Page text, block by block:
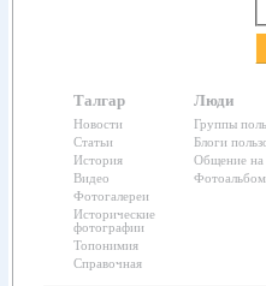
Талгар
Новости
Статьи
История
Видео
Фотогалереи
Исторические
фотографии
Топонимия
Справочная
Люди
Группы
Блоги
Общение